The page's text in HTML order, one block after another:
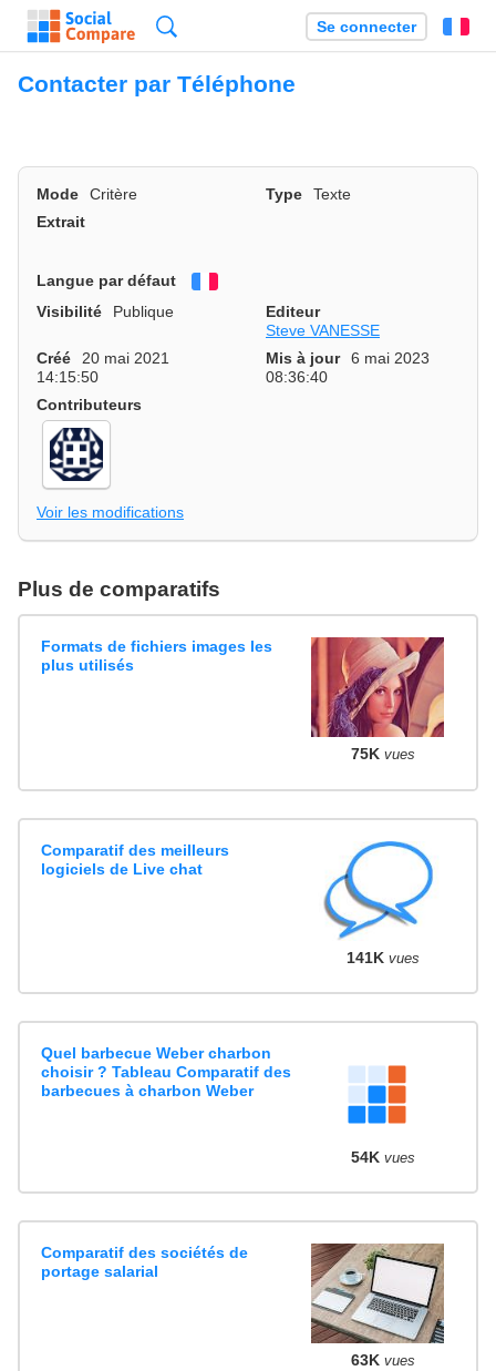
Se connecter
Contacter par Téléphone
Mode Critère Type
Texte
Extrait
Langue par défaut
Visibilité
Publique
Editeur
Steve VANESSE
Créé
20 mai 2021
14:15:50
Mis à jour
6 mai 2023
08:36:40
Contributeurs
Voir les modifications
Plus de comparatifs
Formats de fichiers images les
plus utilisés
75K vues
Comparatif des meilleurs
logiciels de Live chat
141K vues
Quel barbecue Weber charbon
choisir ? Tableau Comparatif des
barbecues à charbon Weber
54K vues
Comparatif des sociétés de
portage salarial
63K vues